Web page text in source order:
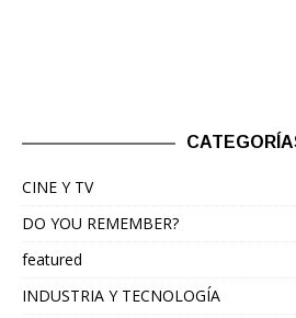
CINE Y TV
DO YOU REMEMBER?
featured
INDUSTRIA Y TECNOLOGÍA